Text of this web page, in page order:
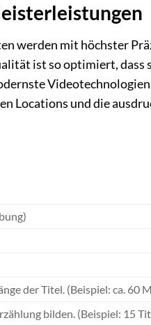
werden mit höchster
ist so optimiert, dass
Videotechnologien
Locations und die
der Titel. (Beispiel: ca. 60
bilden. (Beispiel: 15